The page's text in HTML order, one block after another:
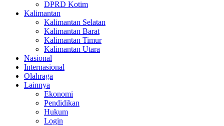
DPRD Kotim
Kalimantan
Kalimantan Selatan
Kalimantan Barat
Kalimantan Timur
Kalimantan Utara
Nasional
Internasional
Olahraga
Lainnya
Ekonomi
Pendidikan
Hukum
Login